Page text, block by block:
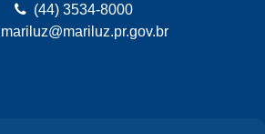
(44) 3534-8000
mariluz@mariluz.pr.gov.br